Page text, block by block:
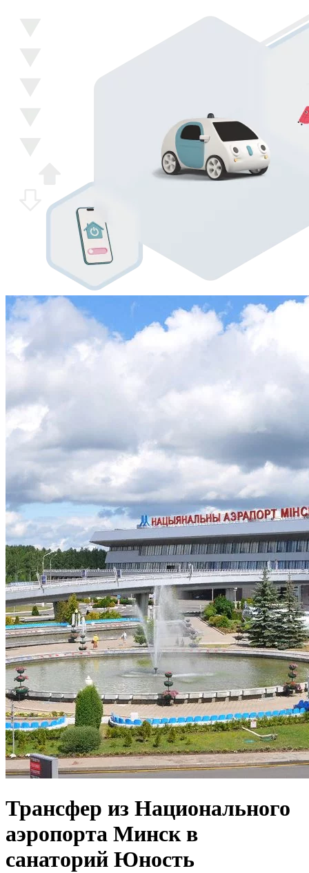
Трансфер из Национального
аэропорта Минск в
санаторий Юность